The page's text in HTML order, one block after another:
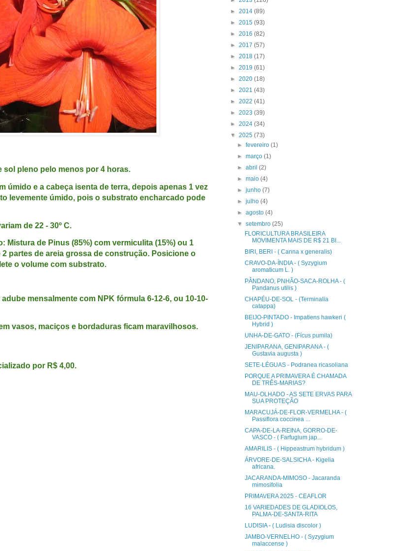
sol pleno pelo menos por 4 horas.
úmido e a cabeça isenta de terra, depois apenas 1 vez
levemente úmido, pois o substrato encharcado pode
de 22 - 30º C.
Mistura de Pinus (85%) com vermiculita (15%) ou 1
partes de areia grossa de construção. Posicione o
o volume com substrato.
mensalmente com NPK fórmula 6-12-6, ou 10-10-
vasos, maciços e bordaduras ficam maravilhosos.
por R$ 4,00.
► 2014 (89)
► 2015 (93)
► 2016 (82)
► 2017 (57)
► 2018 (17)
► 2019 (61)
► 2020 (18)
► 2021 (43)
► 2022 (41)
► 2023 (39)
► 2024 (34)
▼ 2025 (73)
►fevereiro(1)
►março(1)
►abril(2)
►maio(4)
►junho(7)
►julho(4)
►agosto(4)
▼setembro(25)
FLORICULTURA BRASILEIRA
MOVIMENTA MAIS DE R$ 21 BI...
BIRI, BERI - ( Canna x generalis)
CRAVO-DA-ÍNDIA - ( Syzygium
aromaticum L. )
PÂNDANO, PNHÃO-SACA-ROLHA - (
Pandanus utilis )
CHAPÉU-DE-SOL - (Terminalia
catappa)
BEIJO-PINTADO - Impatiens hawkeri (
Hybrid )
UNHA-DE-GATO - (Fícus pumila)
JENIPARANA, GENIPARANA - (
Gustavia augusta )
SETE-LÉGUAS - Podranea ricasoliana
PORQUE A PRIMAVERA É CHAMADA
DE TRÊS-MARIAS?
MAU-OLHADO - AS SETE ERVAS PARA
SUA PROTEÇÃO
MARACUJÁ-DE-FLOR-VERMELHA - (
Passiflora coccinea ...
CAPA-DE-LA-REINA, GORRO-DE-
VASCO - ( Farfugium jap...
AMARILIS - ( Hippeastrum hybridum )
ÁRVORE-DE-SALSICHA - Kigelia
africana.
JACARANDA-MIMOSO - Jacaranda
mimosifolia
PRIMAVERA 2025 - CEAFLOR
16 VARIEDADES DE GLADIOLOS,
PALMA-DE-SANTA-RITA
LUDISIA - ( Ludisia discolor )
JAMBO-VERNELHO - ( Syzygium
malaccense )